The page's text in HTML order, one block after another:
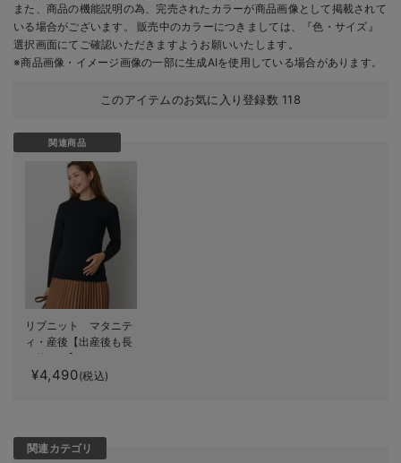
また、商品の機能説明の為、完売されたカラーが商品画像として掲載されて
いる場合がございます。 販売中のカラーにつきましては、『色・サイズ』
選択画面にてご確認いただきますようお願いいたします。
※商品画像・イメージ画像の一部に生成AIを使用している場合があります。
このアイテムのお気に入り登録数 118
関連商品
リブニット マタニテ
ィ・産後【出産後も長
く使える】
¥4,490(税込)
関連カテゴリ